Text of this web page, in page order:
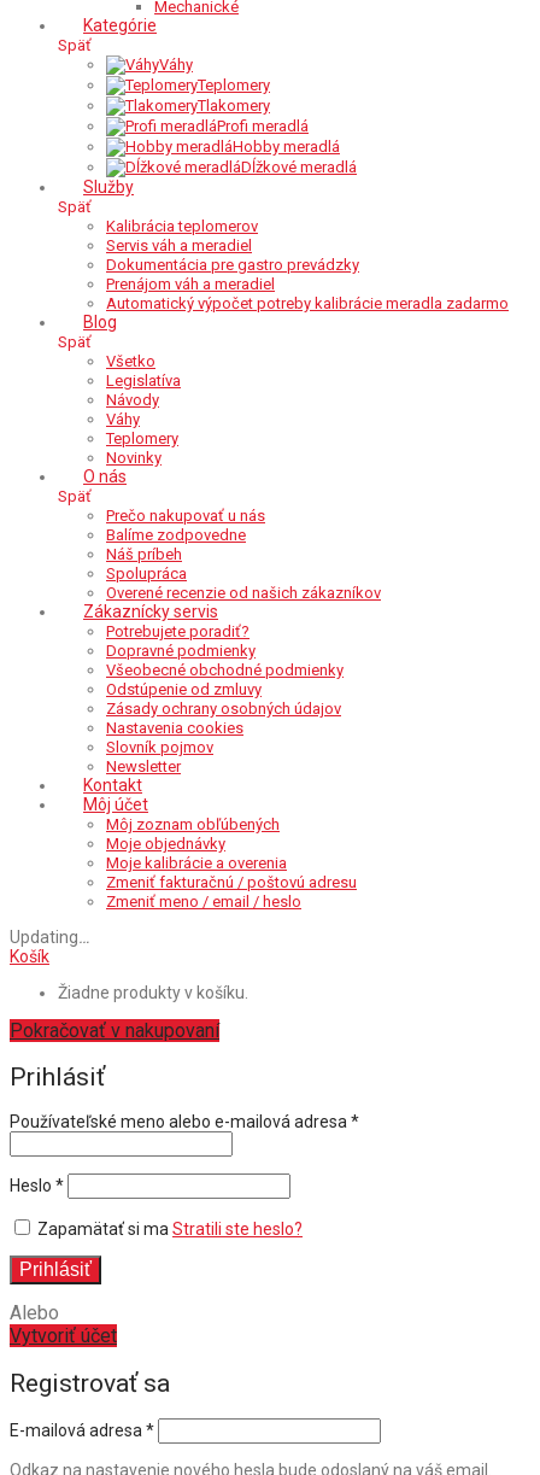
Mechanické
Kategórie
Späť
Váhy
Teplomery
Tlakomery
Profi meradlá
Hobby meradlá
Dĺžkové meradlá
Služby
Späť
Kalibrácia teplomerov
Servis váh a meradiel
Dokumentácia pre gastro prevádzky
Prenájom váh a meradiel
Automatický výpočet potreby kalibrácie meradla zadarmo
Blog
Späť
Všetko
Legislatíva
Návody
Váhy
Teplomery
Novinky
O nás
Späť
Prečo nakupovať u nás
Balíme zodpovedne
Náš príbeh
Spolupráca
Overené recenzie od našich zákazníkov
Zákaznícky servis
Potrebujete poradiť?
Dopravné podmienky
Všeobecné obchodné podmienky
Odstúpenie od zmluvy
Zásady ochrany osobných údajov
Nastavenia cookies
Slovník pojmov
Newsletter
Kontakt
Môj účet
Môj zoznam obľúbených
Moje objednávky
Moje kalibrácie a overenia
Zmeniť fakturačnú / poštovú adresu
Zmeniť meno / email / heslo
Updating…
Košík
Žiadne produkty v košíku.
Pokračovať v nakupovaní
Prihlásiť
Používateľské meno alebo e-mailová adresa*Povinné
Heslo *Povinné
Zapamätať si maStratili ste heslo?
Prihlásiť
Alebo
Vytvoriť účet
Registrovať sa
E-mailová adresa *
Odkaz na nastavenie nového hesla bude odoslaný na váš email.